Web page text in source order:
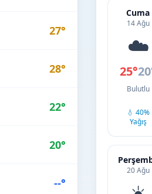
27°
28°
22°
20°
--°
Cuma
14 Ağu
☁️
25°
Bulutlu
💧 40%
Yağış
20 Ağu